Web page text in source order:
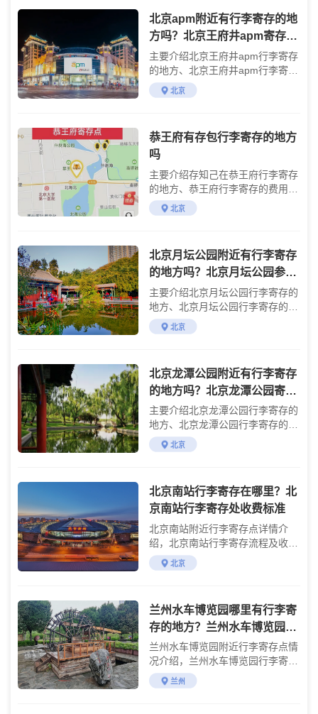
北京apm附近有行李寄存的地
方吗？北京王府井apm寄存费
用详情
主要介绍北京王府井apm行李寄存
的地方、北京王府井apm行李寄存
的费用及游玩攻略
北京
恭王府有存包行李寄存的地方
吗
主要介绍存知己在恭王府行李寄存
的地方、恭王府行李寄存的费用和
恭王府游玩攻略
北京
北京月坛公园附近有行李寄存
的地方吗？北京月坛公园参观
攻略
主要介绍北京月坛公园行李寄存的
地方、北京月坛公园行李寄存的费
用及游玩攻略
北京
北京龙潭公园附近有行李寄存
的地方吗？北京龙潭公园寄存
费用详情
主要介绍北京龙潭公园行李寄存的
地方、北京龙潭公园行李寄存的费
用及游玩攻略
北京
北京南站行李寄存在哪里？北
京南站行李寄存处收费标准
北京南站附近行李寄存点详情介
绍，北京南站行李寄存流程及收费
标准说明
北京
兰州水车博览园哪里有行李寄
存的地方？兰州水车博览园行
李寄存怎么收费？
兰州水车博览园附近行李寄存点情
况介绍，兰州水车博览园行李寄存
点收费标准介绍
兰州